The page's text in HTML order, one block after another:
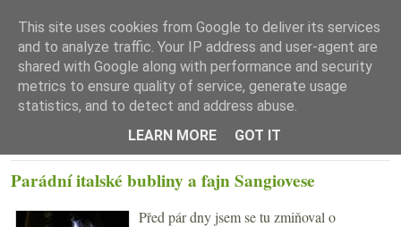
☰ Menu
Parádní italské bubliny a fajn Sangiovese
Před pár dny jsem se tu zmiňoval o
This site uses cookies from Google to deliver its services
and to analyze traffic. Your IP address and user-agent are
shared with Google along with performance and security
metrics to ensure quality of service, generate usage
statistics, and to detect and address abuse.
LEARN MORE
GOT IT